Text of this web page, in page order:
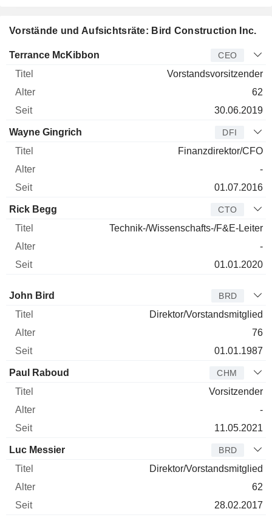
Vorstände und Aufsichtsräte: Bird Construction Inc.
Manager Titel Alter
Terrance McKibbon CEO
Vorstandsvorsitzender
62
30.06.2019
Wayne Gingrich DFI
Finanzdirektor/CFO
-
01.07.2016
Rick Begg CTO
Technik-/Wissenschafts-/F&E-Leiter
-
01.01.2020
Verwaltungsratsmitglied
John Bird BRD
Direktor/Vorstandsmitglied
76
01.01.1987
Paul Raboud CHM
Vorsitzender
-
11.05.2021
Luc Messier BRD
Direktor/Vorstandsmitglied
62
28.02.2017